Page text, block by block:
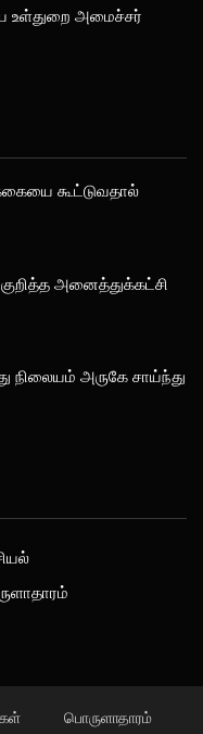
உள்துறை அமைச்சர்
கூட்டுவதால்
அனைத்துக்கட்சி
நிலையம் அருகே சாய்ந்து
பொருளாதாரம்